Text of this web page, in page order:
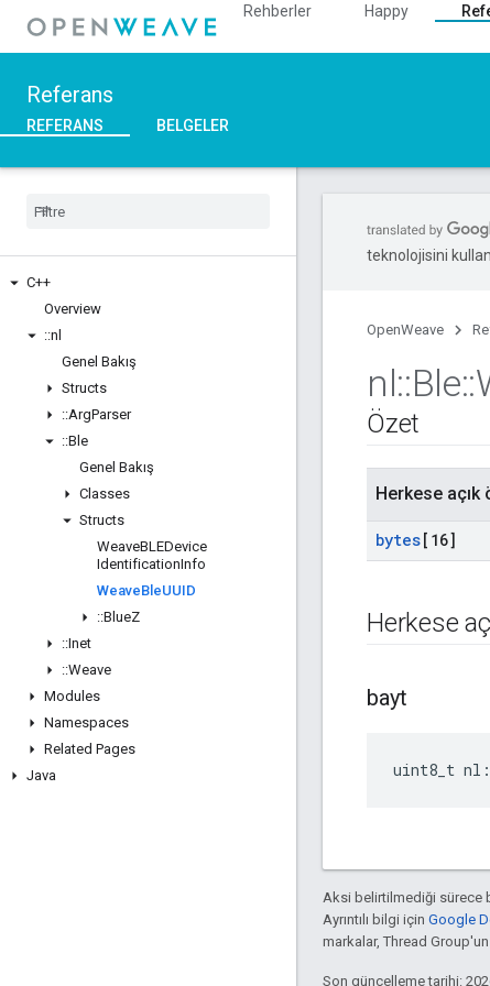
Rehberler Happy
Referans
REFERANS BELGELER
C++
Overview
::nl
Genel Bakış
Structs
::ArgParser
::Ble
Genel Bakış
Classes
Structs
WeaveBLEDevice
IdentificationInfo
WeaveBleUUID
::BlueZ
::Inet
::Weave
Modules
Namespaces
Related Pages
Java
teknolojisini
OpenWeave
nl::Ble::
Özet
Herkese açık
bytes[16]
Herkese
bayt
uint8_t
Aksi belirtilmediği sürece
Ayrıntılı bilgi için Google
markalar, Thread Group'un
Son güncelleme tarihi: